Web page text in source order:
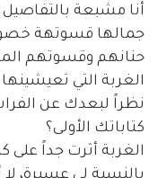
أنا مشبعة
جمالها قسوتهة
حنانهم وقسوتهم
الغربة التي
نظراً لبعدك عن
كتاباتك الأولى؟
الغربة أثرت جداً على